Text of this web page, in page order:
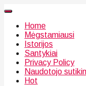
Home
Mėgstamiausi
Istorijos
Santykiai
Privacy Policy
Naudotojo
Hot